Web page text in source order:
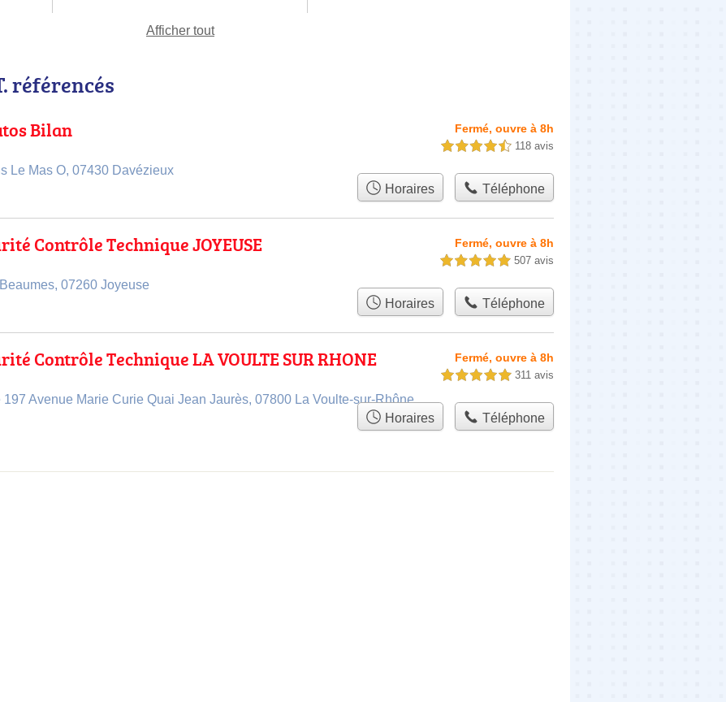
Afficher tout
référencés
Bilan
Le Mas O, 07430 Davézieux
Fermé, ouvre à 8h
4,5 étoiles sur 5 118 avis
Horaires Téléphone
Contrôle Technique JOYEUSE
07260 Joyeuse
Fermé, ouvre à 8h
5,0 étoiles sur 5 507 avis
Horaires Téléphone
Contrôle Technique LA VOULTE SUR RHONE
Avenue Marie Curie Quai Jean Jaurès, 07800 La Voulte-sur-Rhône
Fermé, ouvre à 8h
5,0 étoiles sur 5 311 avis
Horaires Téléphone